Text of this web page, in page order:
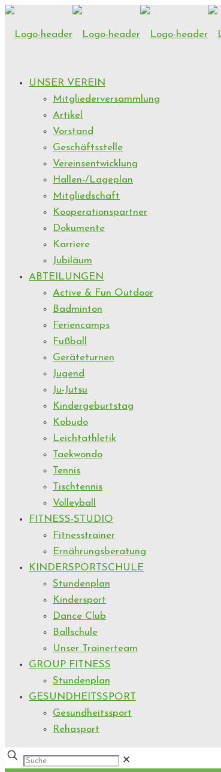
UNSER VEREIN
Mitgliederversammlung
Artikel
Vorstand
Geschäftsstelle
Vereinsentwicklung
Hallen-/Lageplan
Mitgliedschaft
Kooperationspartner
Dokumente
Karriere
Jubiläum
ABTEILUNGEN
Active & Fun Outdoor
Badminton
Feriencamps
Fußball
Geräteturnen
Jugend
Ju-Jutsu
Kindergeburtstag
Kobudo
Leichtathletik
Taekwondo
Tennis
Tischtennis
Volleyball
FITNESS-STUDIO
Fitnesstrainer
Ernährungsberatung
KINDERSPORTSCHULE
Stundenplan
Kindersport
Dance Club
Ballschule
Unser Trainerteam
GROUP FITNESS
Stundenplan
GESUNDHEITSSPORT
Gesundheitssport
Rehasport
✕